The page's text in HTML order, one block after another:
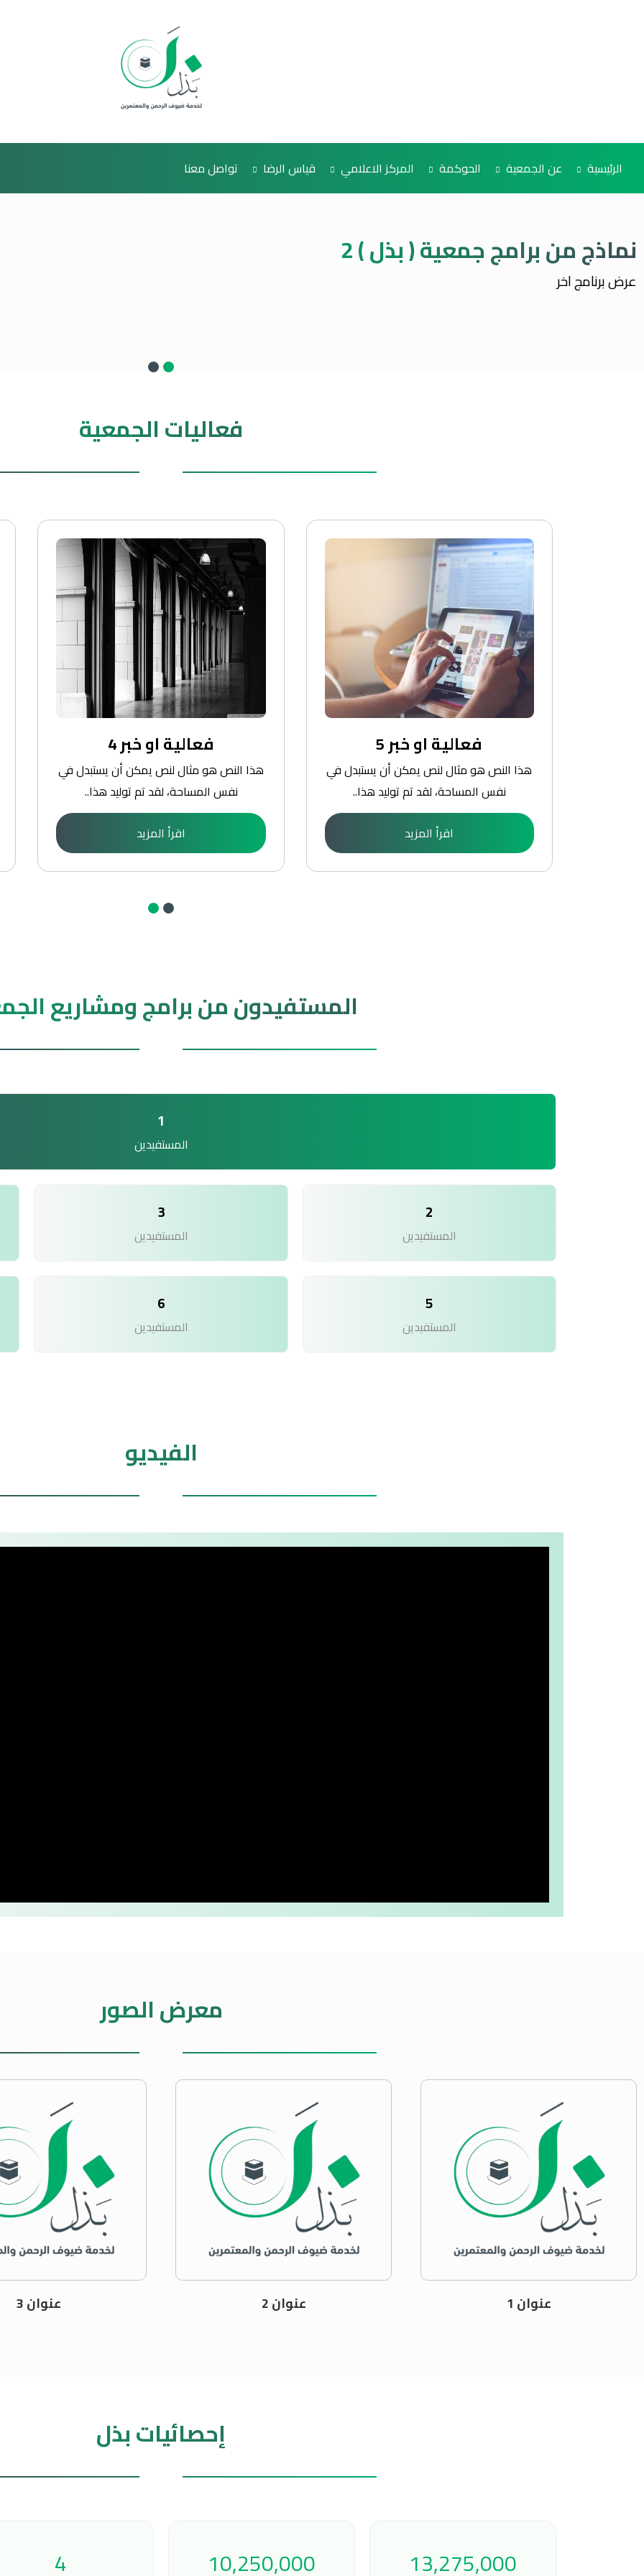
الرئيسية عن الجمعية الحوكمة المركز الاعلامي قياس الرضا تواصل معنا
نماذج من برامج جمعية ( بذل ) 2
عرض برنامج اخر
فعاليات الجمعية
فعالية او خبر 5
هذا النص هو مثال لنص يمكن أن يستبدل في
نفس المساحة، لقد تم توليد هذا..
اقرأ المزيد
فعالية او خبر 4
هذا النص هو مثال لنص يمكن أن يستبدل في
نفس المساحة، لقد تم توليد هذا..
اقرأ المزيد
المستفيدون من برامج ومشاريع
1
المستفيدين
2
المستفيدين
3
المستفيدين
5
المستفيدين
6
المستفيدين
الفيديو
معرض الصور
عنوان 1 عنوان 2 عنوان 3
إحصائيات بذل
13,275,000
10,250,000
4